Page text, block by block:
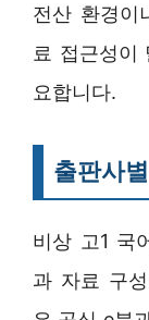
전산 환경이
료 접근성이
요합니다.
출판사
비상 고1 국
과 자료 구